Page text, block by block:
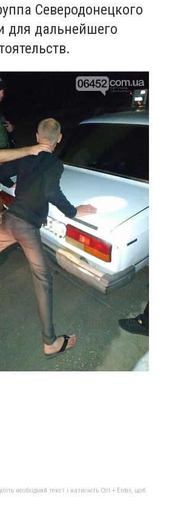
Северодонецкого
для дальнейшего
необхідний текст і натисніть Ctrl + Enter, щоб